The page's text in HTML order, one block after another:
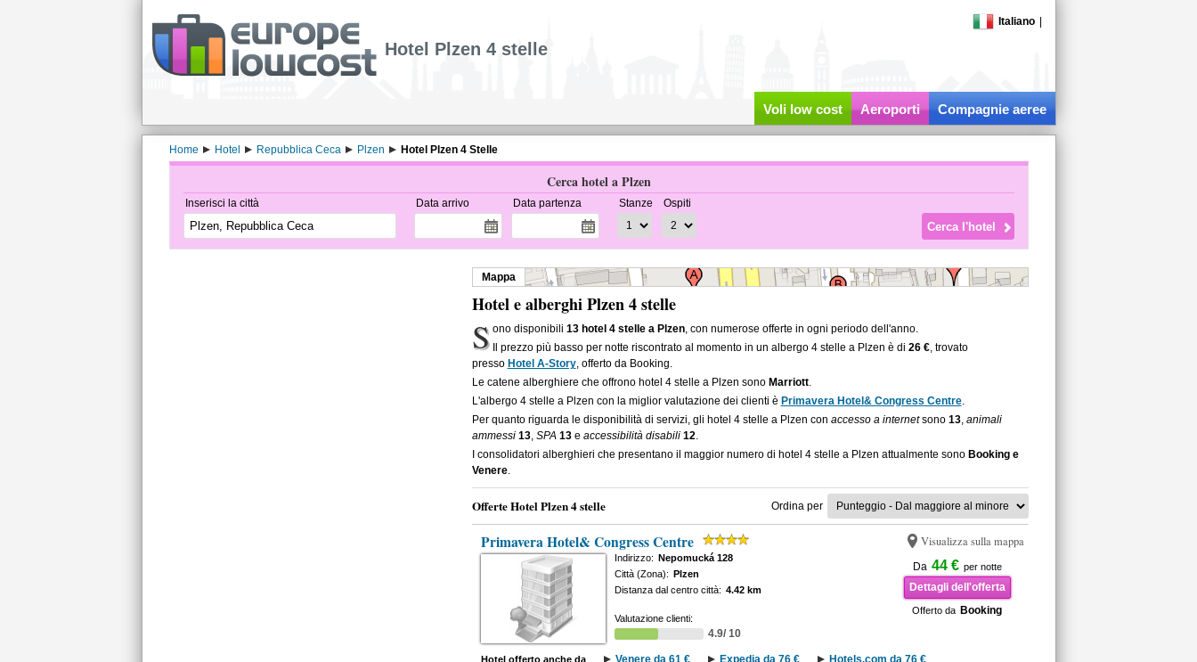
Italiano
Hotel Plzen 4 stelle
Voli low cost Aeroporti Compagnie aeree
Home Hotel Repubblica Ceca Plzen Hotel Plzen 4 Stelle
Cerca hotel a Plzen
Inserisci la città Data arrivo Data partenza Stanze Ospiti
Mappa
Hotel e alberghi Plzen 4 stelle
S ono disponibili13 hotel 4 stelle a Plzen, con numerose offerte in ogni periodo dell'anno.
Il prezzo più basso per notte riscontrato al momento in un albergo 4 stelle a Plzen è di26 €, trovato
presso Hotel A-Story, offerto da Booking.
Le catene alberghiere che offrono hotel 4 stelle a Plzen sono Marriott.
L'albergo 4 stelle a Plzen con la miglior valutazione dei clienti è Primavera Hotel& Congress Centre.
Per quanto riguarda le disponibilità di servizi, gli hotel 4 stelle a Plzen con accesso a internetsono 13, animali
ammessi 13, SPA 13e accessibilità disabili 12.
I consolidatori alberghieri che presentano il maggior numero di hotel 4 stelle a Plzen attualmente sono Booking e
Venere.
Offerte Hotel Plzen 4 stelle Ordina per
Primavera Hotel& Congress Centre Visualizza sulla mappa
Da 44 € per notte
Dettagli dell'offerta
Offerto da Booking
Indirizzo: Nepomucká 128
Città (Zona): Plzen
Distanza dal centro città: 4.42 km
Valutazione clienti:
4.9/ 10
Hotel offerto anche da Venere da 61 € Expedia da 76 € Hotels.com da 76 €